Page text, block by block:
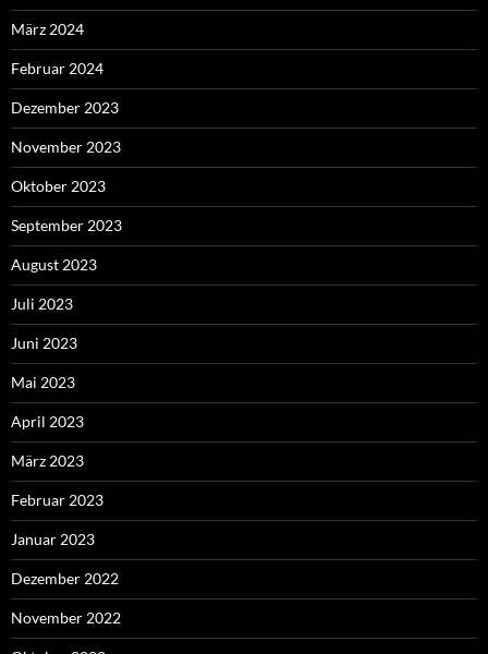
März 2024
Februar 2024
Dezember 2023
November 2023
Oktober 2023
September 2023
August 2023
Juli 2023
Juni 2023
Mai 2023
April 2023
März 2023
Februar 2023
Januar 2023
Dezember 2022
November 2022